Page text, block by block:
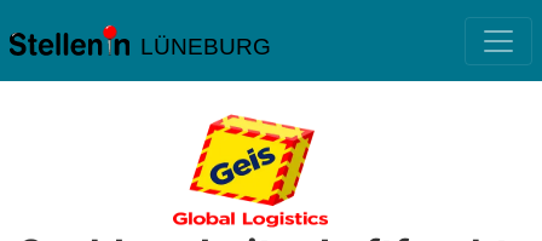
LÜNEBURG